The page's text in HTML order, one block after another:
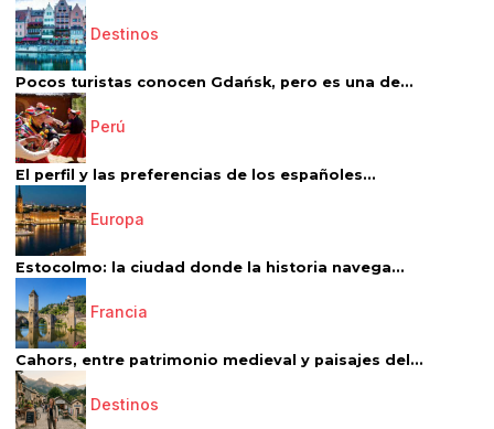
Destinos
Pocos turistas conocen Gdańsk, pero es una de...
Perú
El perfil y las preferencias de los españoles...
Europa
Estocolmo: la ciudad donde la historia navega...
Francia
Cahors, entre patrimonio medieval y paisajes del...
Destinos